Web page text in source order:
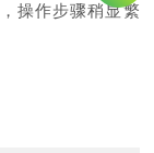
操作步骤稍显繁